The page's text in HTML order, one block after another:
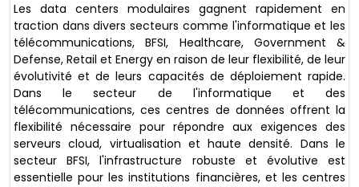
Les data centers modulaires gagnent rapidement en
traction dans divers secteurs comme l'informatique et les
télécommunications, BFSI, Healthcare, Government &
Defense, Retail et Energy en raison de leur flexibilité, de leur
évolutivité et de leurs capacités de déploiement rapide.
Dans le secteur de l'informatique et des
télécommunications, ces centres de données offrent la
flexibilité nécessaire pour répondre aux exigences des
serveurs cloud, virtualisation et haute densité. Dans le
secteur BFSI, l'infrastructure robuste et évolutive est
essentielle pour les institutions financières, et les centres